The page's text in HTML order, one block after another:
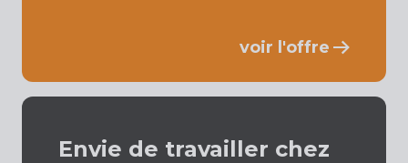
voir l'offre
Envie de travailler chez